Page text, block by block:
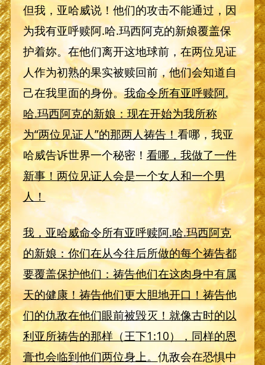
但我，亚哈威说！他们的攻击不能通过，因
为我有亚呼赎阿.哈.玛西阿克的新娘覆盖保
护着妳。在他们离开这地球前，在两位见证
人作为初熟的果实被赎回前，他们会知道自
己在我里面的身份。我命令所有亚呼赎阿.
哈.玛西阿克的新娘：现在开始为我所称
为“两位见证人”的那两人祷告！看哪，我亚
哈威告诉世界一个秘密！ 看哪，我做了一件
新事！两位见证人会是一个女人和一个男
人！
我，亚哈威命令所有亚呼赎阿.哈.玛西阿克
的新娘：你们在从今往后所做的每个祷告都
要覆盖保护他们：祷告他们在这肉身中有属
天的健康！祷告他们更大胆地开口！祷告他
们的仇敌在他们眼前被毁灭！就像古时的以
利亚所祷告的那样（王下1:10），同样的恩
膏也会临到他们两位身上。仇敌会在恐惧中